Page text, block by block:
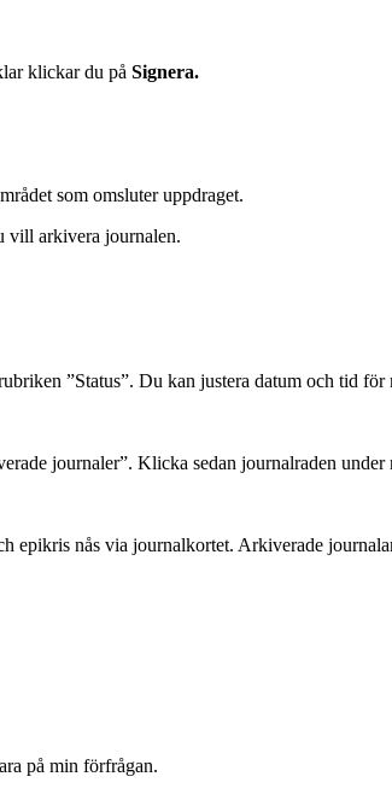
klickar du på Signera.
som omsluter uppdraget.
vill arkivera journalen.
”Status”. Du kan justera datum och tid för
journaler”. Klicka sedan journalraden
nås via journalkortet. Arkiverade
på min förfrågan.